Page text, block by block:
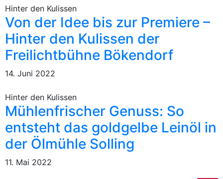
Hinter den Kulissen
Von der Idee bis zur Premiere –
Hinter den Kulissen der
Freilichtbühne Bökendorf
14. Juni 2022
Hinter den Kulissen
Mühlenfrischer Genuss: So
entsteht das goldgelbe Leinöl in
der Ölmühle Solling
11. Mai 2022